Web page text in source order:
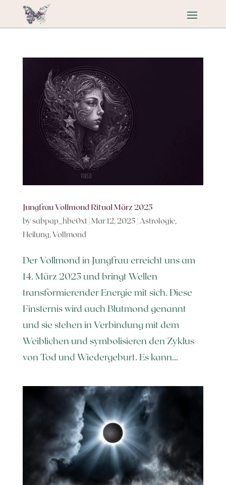
Jungfrau Vollmond Ritual März 2025
bysabpap_hbe0xt |Mar 12, 2025| Astrologie,
Heilung,Vollmond
Der Vollmond in Jungfrau erreicht uns am
14. März 2025 und bringt Wellen
transformierender Energie mit sich. Diese
Finsternis wird auch Blutmond genannt
und sie stehen in Verbindung mit dem
Weiblichen und symbolisieren den Zyklus
von Tod und Wiedergeburt. Es kann...